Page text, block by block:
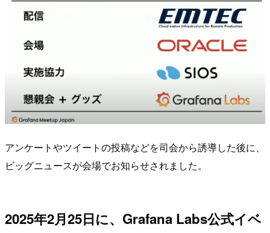
アンケートやツイートの投稿などを司会から誘導した後に、
ビッグニュースが会場でお知らせされました。
2025年2月25日に、Grafana Labs公式イベ